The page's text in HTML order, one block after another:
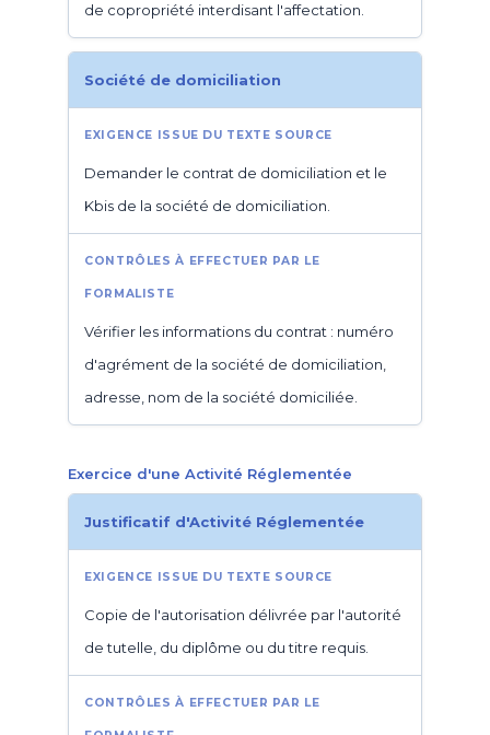
de copropriété interdisant l'affectation.
Société de domiciliation
Demander le contrat de domiciliation et le
Kbis de la société de domiciliation.
Vérifier les informations du contrat : numéro
d'agrément de la société de domiciliation,
adresse, nom de la société domiciliée.
Exercice d'une Activité Réglementée
Justificatif d'Activité Réglementée
Copie de l'autorisation délivrée par l'autorité
de tutelle, du diplôme ou du titre requis.